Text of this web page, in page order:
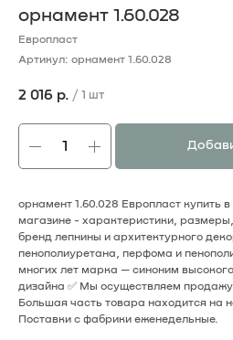
орнамент 1.60.028
Европласт
Артикул: орнамент 1.60.028
2 016 р. / 1 шт
орнамент 1.60.028 Европласт купить
магазине - характеристики,
бренд лепнины и архитектурного
пенополиуретана, перфома и
многих лет марка — cиноним
дизайна ✅ Мы осуществляем
Большая часть товара находится на
Поставки с фабрики еженедельные.